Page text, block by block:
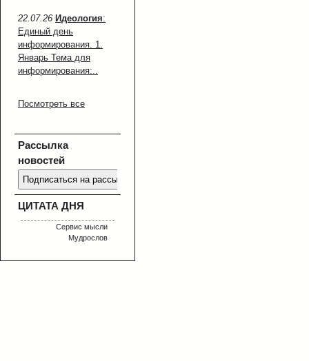
22.07.26 Идеология:
Единый день
информирования. 1.
Январь Тема для
информирования:..
Посмотреть все
Рассылка
новостей
ЦИТАТА ДНЯ
Сервис мысли
Мудрослов